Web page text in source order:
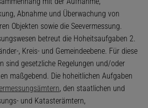
Abnahme und Überwachung von
Objekten sowie die Seevermessung.
betreut die Hoheitsaufgaben 2.
, Kreis- und Gemeindeebene. Für diese
sind gesetzliche Regelungen und/oder
maßgebend. Die hoheitlichen Aufgaben
, den staatlichen und
und Katasterämtern,